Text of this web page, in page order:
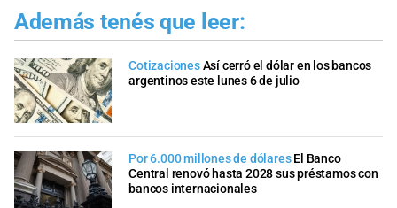
Además tenés que leer:
CotizacionesAsí cerró el dólar en los bancos
argentinos este lunes 6 de julio
Por 6.000 millones de dólares El Banco
Central renovó hasta 2028 sus préstamos con
bancos internacionales